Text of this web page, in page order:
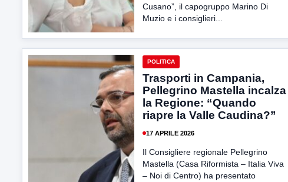
Cusano”, il capogruppo Marino Di
Muzio e i consiglieri...
POLITICA
Trasporti in Campania,
Pellegrino Mastella incalza
la Regione: “Quando
riapre la Valle Caudina?”
17 APRILE 2026
Il Consigliere regionale Pellegrino
Mastella (Casa Riformista – Italia Viva
– Noi di Centro) ha presentato